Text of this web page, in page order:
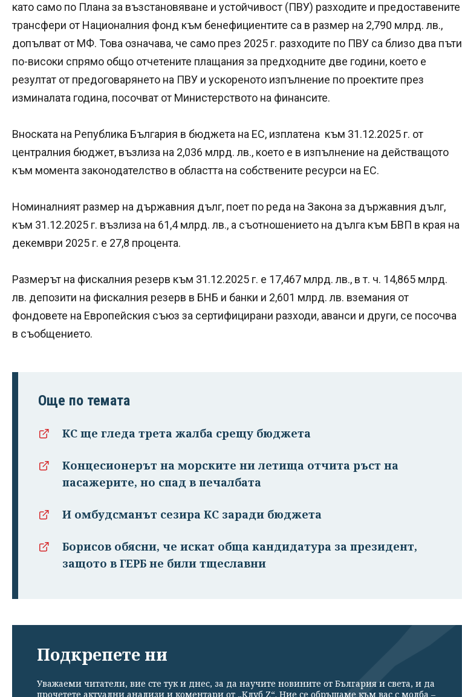
като само по Плана за възстановяване и устойчивост (ПВУ) разходите и предоставените
трансфери от Националния фонд към бенефициентите са в размер на 2,790 млрд. лв.,
допълват от МФ. Това означава, че само през 2025 г. разходите по ПВУ са близо два пъти
по-високи спрямо общо отчетените плащания за предходните две години, което е
резултат от предоговарянето на ПВУ и ускореното изпълнение по проектите през
изминалата година, посочват от Министерството на финансите.
Вноската на Република България в бюджета на ЕС, изплатена към 31.12.2025 г. от
централния бюджет, възлиза на 2,036 млрд. лв., което е в изпълнение на действащото
към момента законодателство в областта на собствените ресурси на ЕС.
Номиналният размер на държавния дълг, поет по реда на Закона за държавния дълг,
към 31.12.2025 г. възлиза на 61,4 млрд. лв., а съотношението на дълга към БВП в края на
декември 2025 г. е 27,8 процента.
Размерът на фискалния резерв към 31.12.2025 г. е 17,467 млрд. лв., в т. ч. 14,865 млрд.
лв. депозити на фискалния резерв в БНБ и банки и 2,601 млрд. лв. вземания от
фондовете на Европейския съюз за сертифицирани разходи, аванси и други, се посочва
в съобщението.
Още по темата
КС ще гледа трета жалба срещу бюджета
Концесионерът на морските ни летища отчита ръст на
пасажерите, но спад в печалбата
И омбудсманът сезира КС заради бюджета
Борисов обясни, че искат обща кандидатура за президент,
защото в ГЕРБ не били тщеславни
Подкрепете ни
Уважаеми читатели, вие сте тук и днес, за да научите новините от България и света, и да
прочетете актуални анализи и коментари от „Клуб Z“. Ние се обръщаме към вас с молба –